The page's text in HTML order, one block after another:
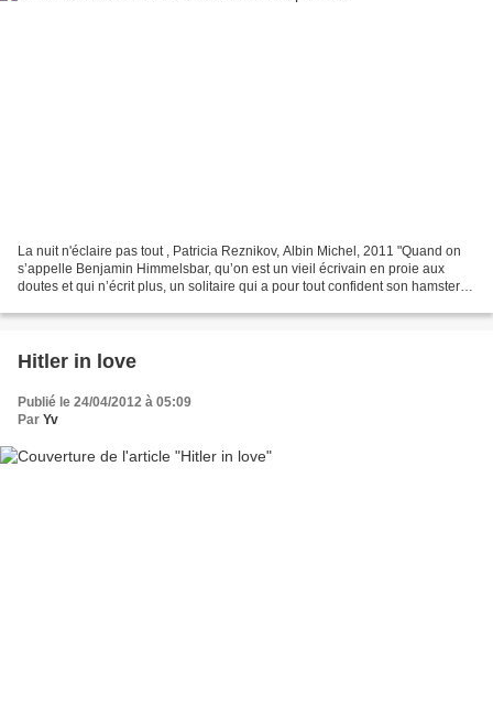
La nuit n'éclaire pas tout , Patricia Reznikov, Albin Michel, 2011 "Quand on
s’appelle Benjamin Himmelsbar, qu’on est un vieil écrivain en proie aux
doutes et qui n’écrit plus, un solitaire qui a pour tout confident son hamster
Hitler in love
Publié le 24/04/2012 à 05:09
Par Yv